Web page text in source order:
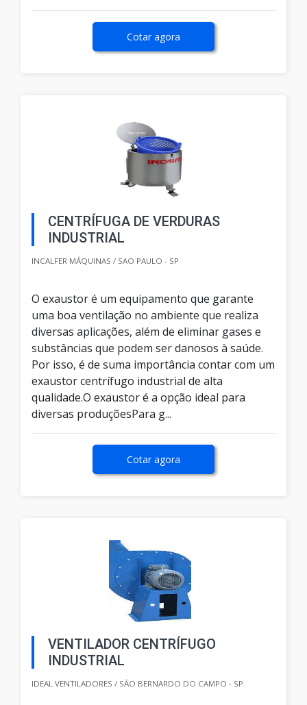
Cotar agora
CENTRÍFUGA DE VERDURAS
INDUSTRIAL
INCALFER MÁQUINAS / SAO PAULO - SP
O exaustor é um equipamento que garante
uma boa ventilação no ambiente que realiza
diversas aplicações, além de eliminar gases e
substâncias que podem ser danosos à saúde.
Por isso, é de suma importância contar com um
exaustor centrífugo industrial de alta
qualidade.O exaustor é a opção ideal para
diversas produçõesPara g...
Cotar agora
VENTILADOR CENTRÍFUGO
INDUSTRIAL
IDEAL VENTILADORES / SÃO BERNARDO DO CAMPO - SP